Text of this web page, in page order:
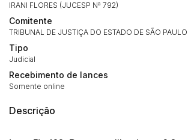
IRANI FLORES (JUCESP Nª 792)
Comitente
TRIBUNAL DE JUSTIÇA DO ESTADO DE SÃO PAULO
Tipo
Judicial
Recebimento de lances
Somente online
Descrição
Envie sua Proposta
(Art. 895, CPC)
14/04/2025 18:43:11
Clique aqui para fazer login
Habilite-se para efetuar lances ou
propostas